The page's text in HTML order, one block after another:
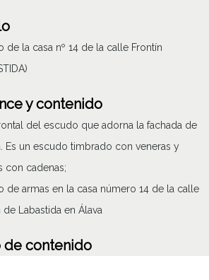
de la casa nº 14 de la calle Frontín
y contenido
del escudo que adorna la fachada de
Es un escudo timbrado con veneras y
con cadenas;
de armas en la casa número 14 de la calle
de Labastida en Álava
de contenido